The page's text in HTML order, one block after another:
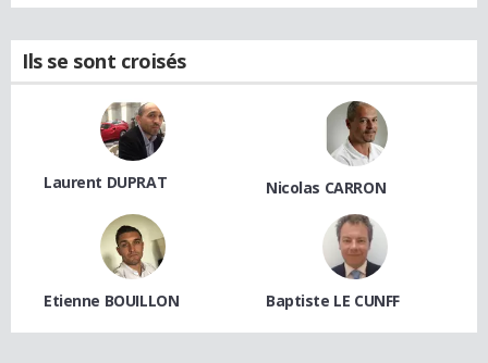
Ils se sont croisés
Laurent DUPRAT Nicolas CARRON
Etienne BOUILLON Baptiste LE CUNFF